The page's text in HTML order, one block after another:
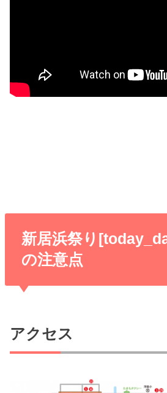
新居浜祭り
の注意点
アクセス